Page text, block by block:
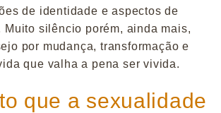
de identidade e aspectos de
Muito silêncio porém, ainda mais,
por mudança, transformação e
que valha a pena ser vivida.
que a sexualidade